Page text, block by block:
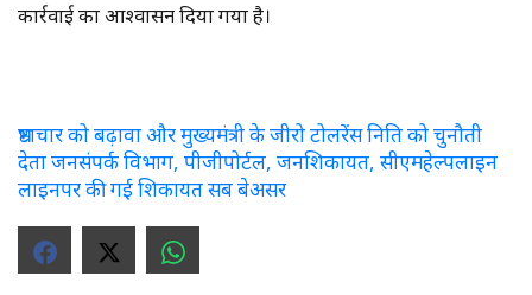
कार्रवाई का आश्वासन दिया गया है।
भ्रष्टाचार को बढ़ावा और मुख्यमंत्री के जीरो टोलरेंस निति को चुनौती
देता जनसंपर्क विभाग, पीजीपोर्टल, जनशिकायत, सीएमहेल्पलाइन
लाइनपर की गई शिकायत सब बेअसर